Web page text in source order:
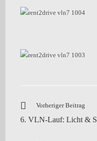
Vorheriger Beitrag
6. VLN-Lauf: Licht &